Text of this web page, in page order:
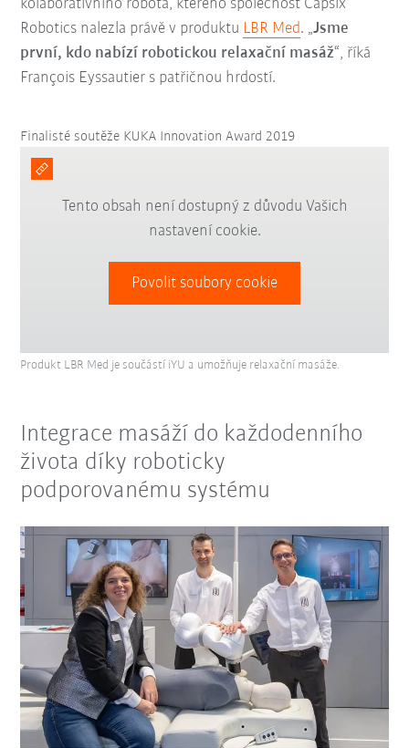
kolaborativního robota, kterého společnost Capsix
Robotics nalezla právě v produktu LBR Med. „Jsme
první, kdo nabízí robotickou relaxační masáž“, říká
François Eyssautier s patřičnou hrdostí.
Finalisté soutěže KUKA Innovation Award 2019
Tento obsah není dostupný z důvodu Vašich
nastavení cookie.
Povolit soubory cookie
Produkt LBR Med je součástí iYU a umožňuje relaxační masáže.
Integrace masáží do každodenního
života díky roboticky
podporovanému systému